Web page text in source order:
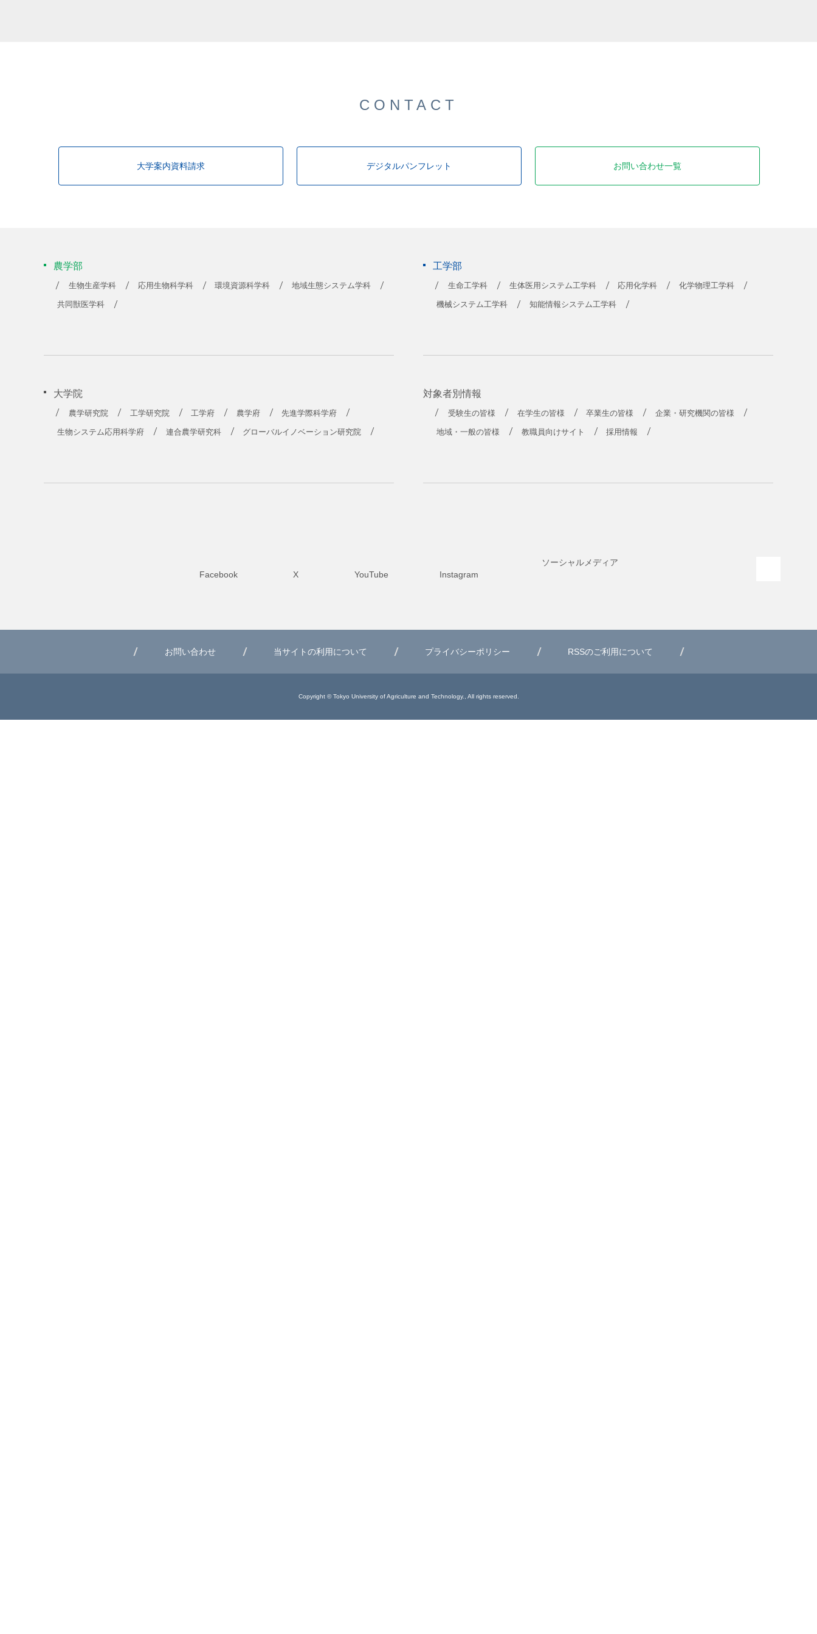
CONTACT
大学案内資料請求 デジタルパンフレット お問い合わせ一覧
農学部
生物生産学科 応用生物科学科 環境資源科学科 地域生態システム学科
共同獣医学科
工学部
生命工学科 生体医用システム工学科 応用化学科 化学物理工学科
機械システム工学科 知能情報システム工学科
大学院
農学研究院 工学研究院 工学府 農学府 先進学際科学府
生物システム応用科学府 連合農学研究科 グローバルイノベーション研究院
対象者別情報
受験生の皆様 在学生の皆様 卒業生の皆様 企業・研究機関の皆様
地域・一般の皆様 教職員向けサイト 採用情報
Facebook
X YouTube Instagram
ソーシャルメディア
お問い合わせ 当サイトの利用について プライバシーポリシー RSSのご利用について
Copyright © Tokyo University of Agriculture and Technology., All rights reserved.